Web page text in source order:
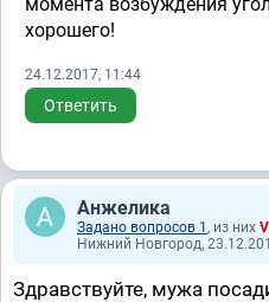
хорошего!
24.12.2017, 11:44
Ответить
Анжелика
Задано вопросов 1 , из них
Нижний Новгород,
Здравствуйте, мужа